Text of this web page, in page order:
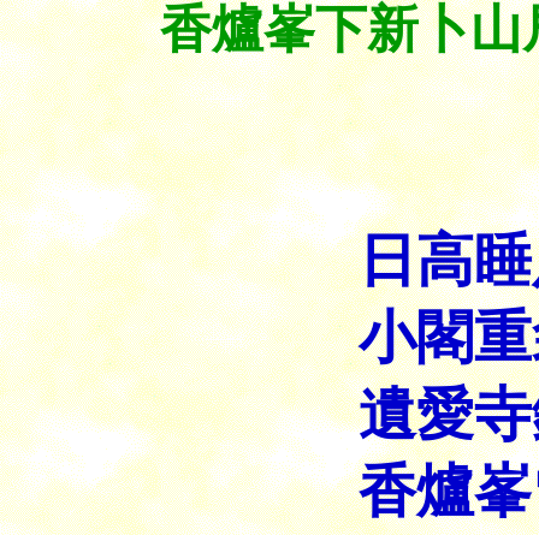
香爐峯下新卜
白
日高
小閣
遺愛
香爐